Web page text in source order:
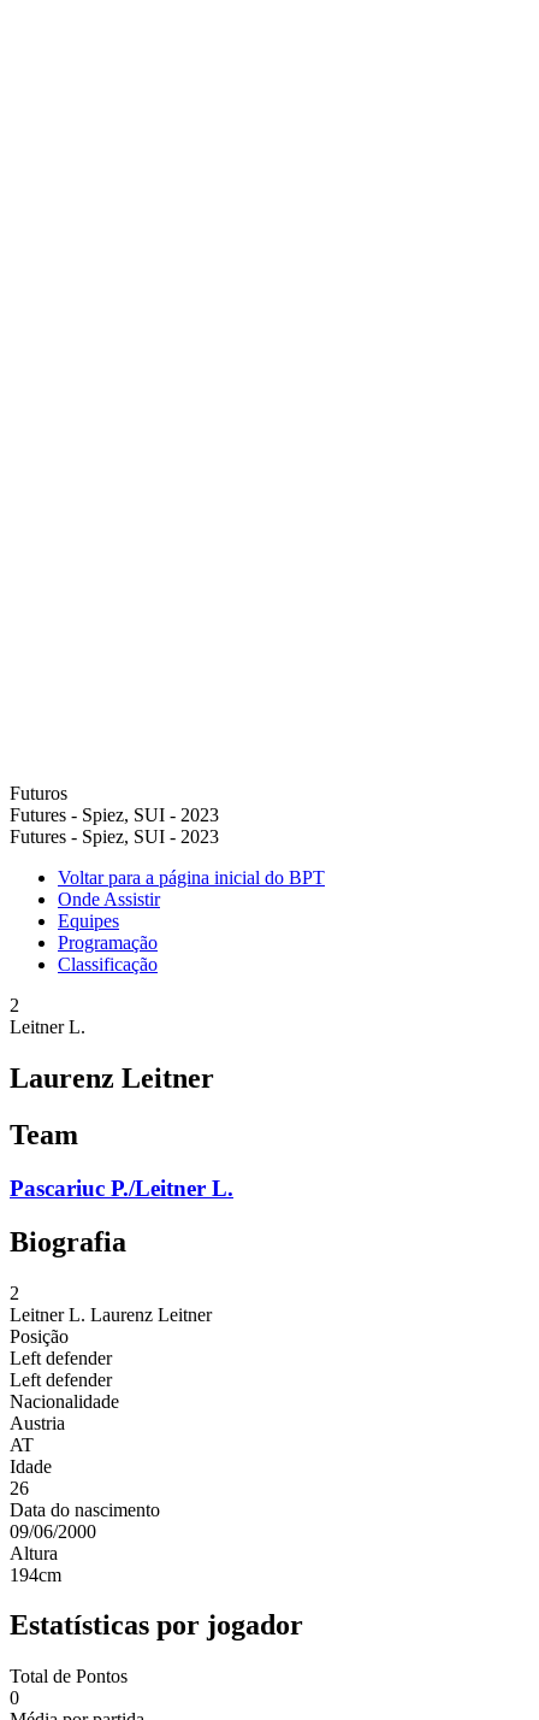
Futuros
Futures - Spiez, SUI - 2023
Futures - Spiez, SUI - 2023
Voltar para a página inicial do BPT
Onde Assistir
Equipes
Programação
Classificação
2
Leitner L.
Laurenz Leitner
Team
Pascariuc P./Leitner L.
Biografia
2
Leitner L. Laurenz Leitner
Posição
Left defender
Left defender
Nacionalidade
Austria
AT
Idade
26
Data do nascimento
09/06/2000
Altura
194cm
Estatísticas por jogador
Total de Pontos
0